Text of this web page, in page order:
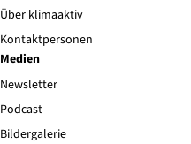
Über klimaaktiv
Kontaktpersonen
Medien
Newsletter
Podcast
Bildergalerie